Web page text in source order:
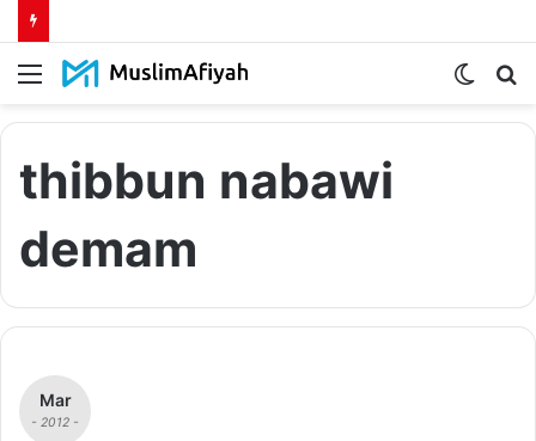
Menu
Switch
thibbun nabawi
demam
Mar
- 2012 -